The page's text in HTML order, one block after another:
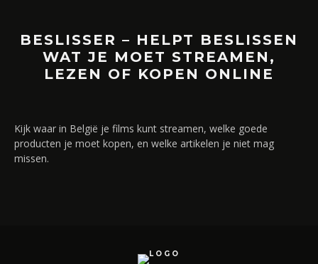
BESLISSER – HELPT BESLISSEN
WAT JE MOET STREAMEN,
LEZEN OF KOPEN ONLINE
Kijk waar in België je films kunt streamen, welke goede
producten je moet kopen, en welke artikelen je niet mag
missen.